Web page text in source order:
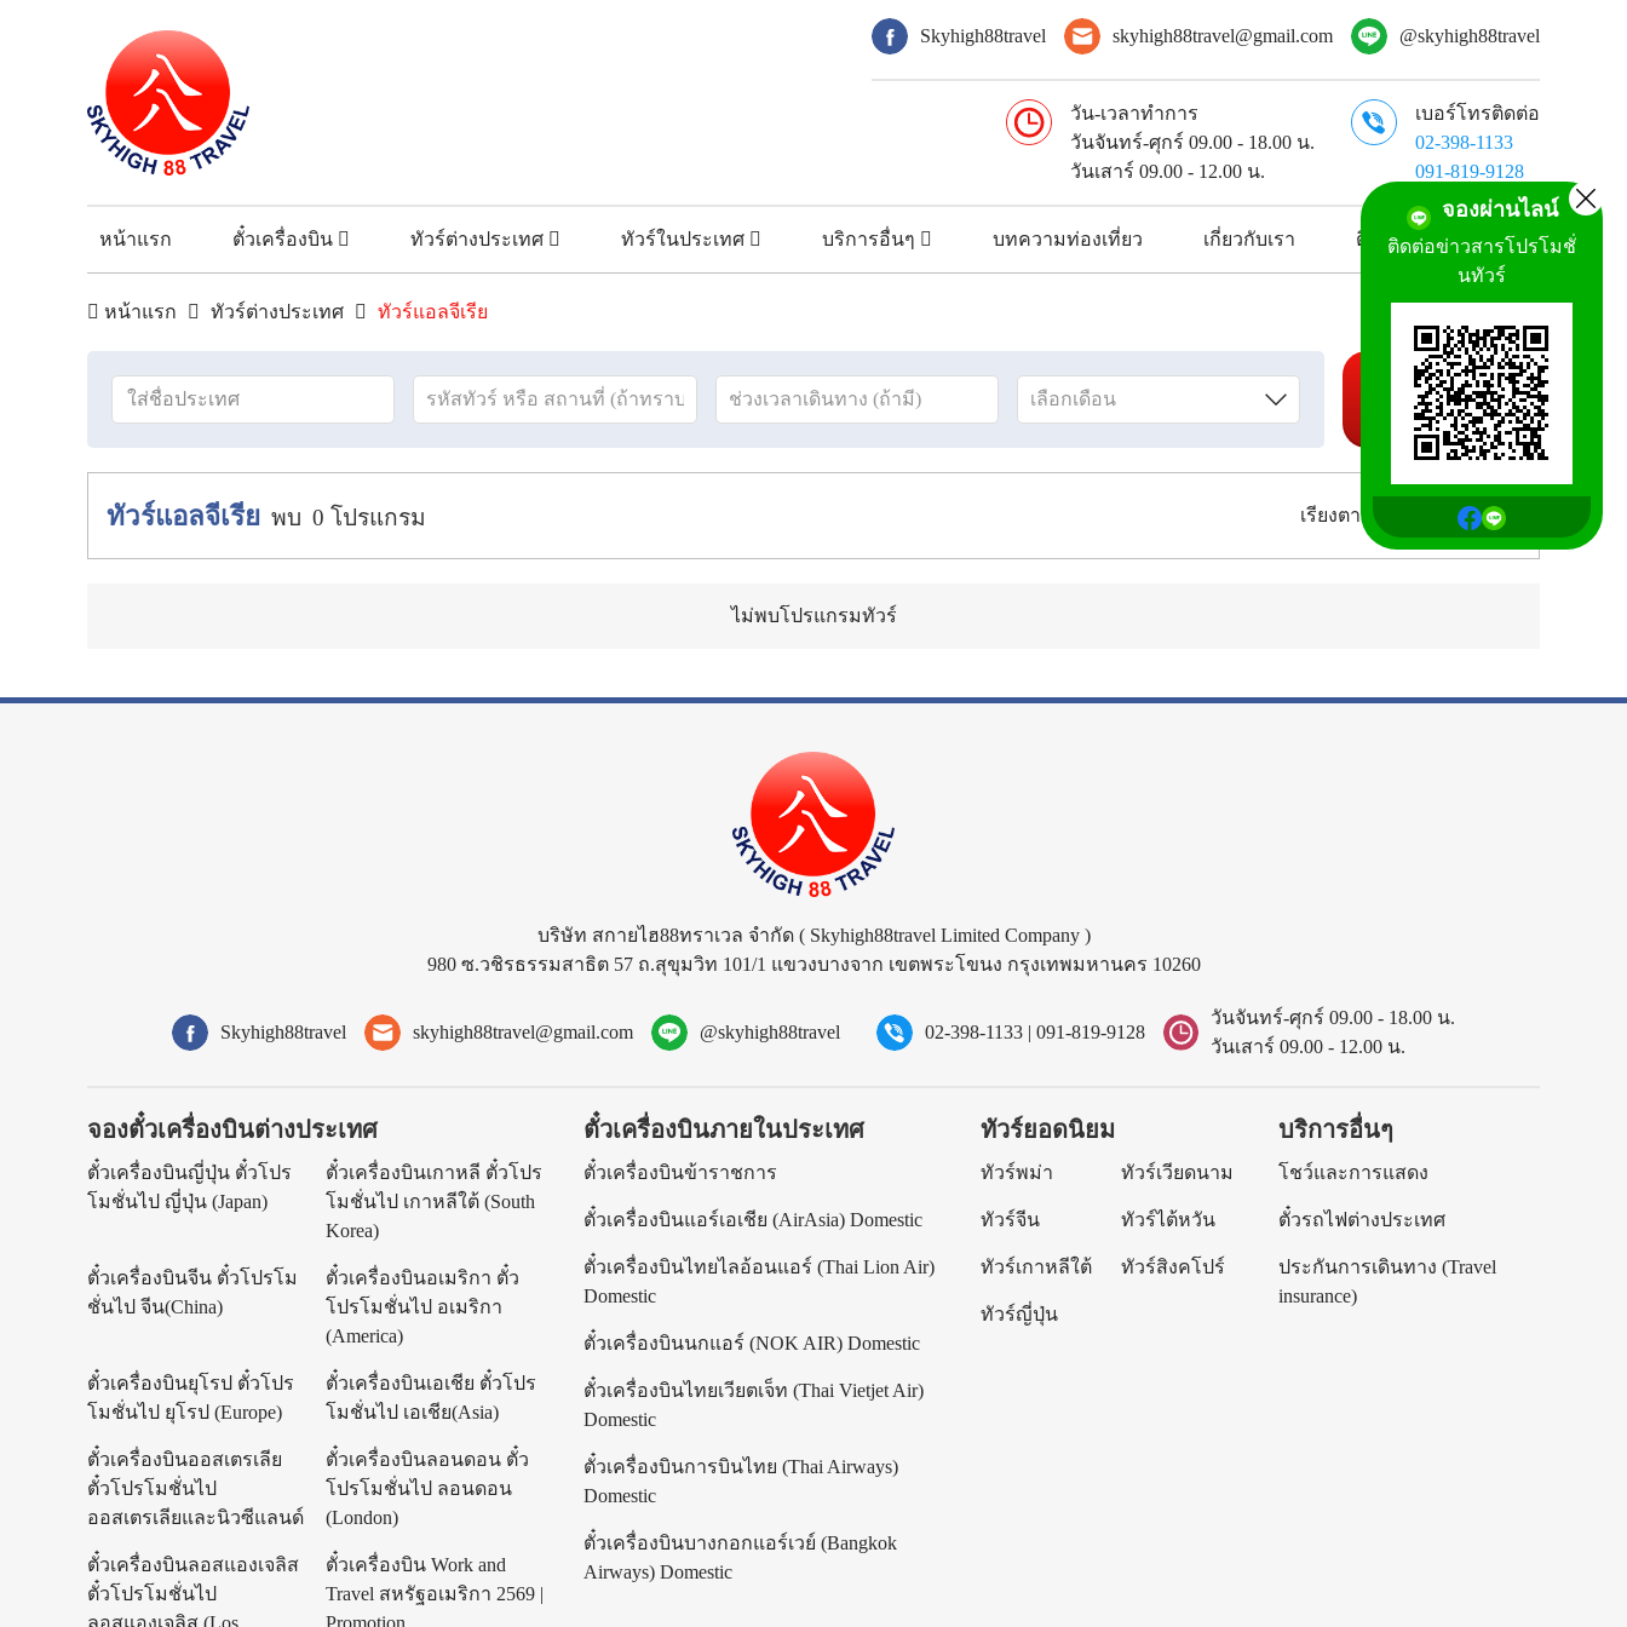
Skyhigh88travel skyhigh88travel@gmail.com @skyhigh88travel
วัน-เวลาทำการ
วันจันทร์-ศุกร์ 09.00 - 18.00 น.
วันเสาร์ 09.00 - 12.00 น.
เบอร์โทรติดต่อ
02-398-1133
091-819-9128
หน้าแรก ตั๋วเครื่องบิน ทัวร์ต่างประเทศ ทัวร์ในประเทศ บริการอื่นๆ บทความท่องเที่ยว เกี่ยวกับเรา ติดต่อเรา
หน้าแรก ทัวร์ต่างประเทศ ทัวร์แอลจีเรีย
ค้นหาทัวร์
ทัวร์แอลจีเรีย พบ 0 โปรแกรม เรียงตาม
ไม่พบโปรแกรมทัวร์
บริษัท สกายไฮ88ทราเวล จำกัด ( Skyhigh88travel Limited Company )
980 ซ.วชิรธรรมสาธิต 57 ถ.สุขุมวิท 101/1 แขวงบางจาก เขตพระโขนง กรุงเทพมหานคร 10260
Skyhigh88travel skyhigh88travel@gmail.com @skyhigh88travel 02-398-1133 | 091-819-9128
วันจันทร์-ศุกร์ 09.00 - 18.00 น.
วันเสาร์ 09.00 - 12.00 น.
จองตั๋วเครื่องบินต่างประเทศ
ตั๋วเครื่องบินญี่ปุ่น ตั๋วโปร
โมชั่นไป ญี่ปุ่น (Japan)
ตั๋วเครื่องบินเกาหลี ตั๋วโปร
โมชั่นไป เกาหลีใต้ (South
Korea)
ตั๋วเครื่องบินจีน ตั๋วโปรโม
ชั่นไป จีน(China)
ตั๋วเครื่องบินอเมริกา ตั๋ว
โปรโมชั่นไป อเมริกา
(America)
ตั๋วเครื่องบินยุโรป ตั๋วโปร
โมชั่นไป ยุโรป (Europe)
ตั๋วเครื่องบินเอเชีย ตั๋วโปร
โมชั่นไป เอเชีย(Asia)
ตั๋วเครื่องบินออสเตรเลีย
ตั๋วโปรโมชั่นไป
ออสเตรเลียและนิวซีแลนด์
ตั๋วเครื่องบินลอนดอน ตั๋ว
โปรโมชั่นไป ลอนดอน
(London)
ตั๋วเครื่องบินลอสแองเจลิส
ตั๋วโปรโมชั่นไป
ลอสแองเจลิส (Los
ตั๋วเครื่องบิน Work and
Travel สหรัฐอเมริกา 2569 |
Promotion
ตั๋วเครื่องบินภายในประเทศ
ตั๋วเครื่องบินข้าราชการ
ตั๋วเครื่องบินแอร์เอเชีย (AirAsia) Domestic
ตั๋วเครื่องบินไทยไลอ้อนแอร์ (Thai Lion Air)
Domestic
ตั๋วเครื่องบินนกแอร์ (NOK AIR) Domestic
ตั๋วเครื่องบินไทยเวียตเจ็ท (Thai Vietjet Air)
Domestic
ตั๋วเครื่องบินการบินไทย (Thai Airways)
Domestic
ตั๋วเครื่องบินบางกอกแอร์เวย์ (Bangkok
Airways) Domestic
ทัวร์ยอดนิยม
ทัวร์พม่า ทัวร์เวียดนาม
ทัวร์จีน ทัวร์ไต้หวัน
ทัวร์เกาหลีใต้ ทัวร์สิงคโปร์
ทัวร์ญี่ปุ่น
บริการอื่นๆ
โชว์และการแสดง
ตั๋วรถไฟต่างประเทศ
ประกันการเดินทาง (Travel
insurance)
จองผ่านไลน์
ติดต่อข่าวสารโปรโมชั่
นทัวร์